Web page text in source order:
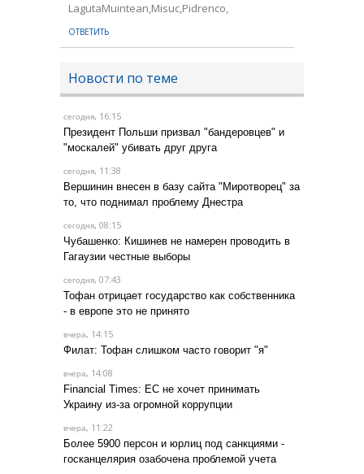
LagutaMuintean,Misuc,Pidrenco,
ОТВЕТИТЬ
Новости по теме
сегодня, 16:15
Президент Польши призвал "бандеровцев" и
"москалей" убивать друг друга
сегодня, 11:38
Вершинин внесен в базу сайта "Миротворец" за
то, что поднимал проблему Днестра
сегодня, 08:15
Чубашенко: Кишинев не намерен проводить в
Гагаузии честные выборы
сегодня, 07:43
Тофан отрицает государство как собственника
- в европе это не принято
вчера, 14:15
Филат: Тофан слишком часто говорит "я"
вчера, 14:08
Financial Times: ЕС не хочет принимать
Украину из-за огромной коррупции
вчера, 11:22
Более 5900 персон и юрлиц под санкциями -
госканцелярия озабочена проблемой учета